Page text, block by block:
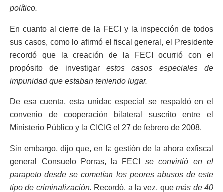
político.
En cuanto al cierre de la FECI y la inspección de todos
sus casos, como lo afirmó el fiscal general, el Presidente
recordó que la creación de la FECI ocurrió con el
propósito de investigar estos casos especiales de
impunidad que estaban teniendo lugar.
De esa cuenta, esta unidad especial se respaldó en el
convenio de cooperación bilateral suscrito entre el
Ministerio Público y la CICIG el 27 de febrero de 2008.
Sin embargo, dijo que, en la gestión de la ahora exfiscal
general Consuelo Porras, la FECI se convirtió en el
parapeto desde se cometían los peores abusos de este
tipo de criminalización. Recordó, a la vez, quemás de 40